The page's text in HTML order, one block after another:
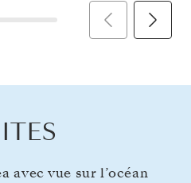
avec vue sur l’océan